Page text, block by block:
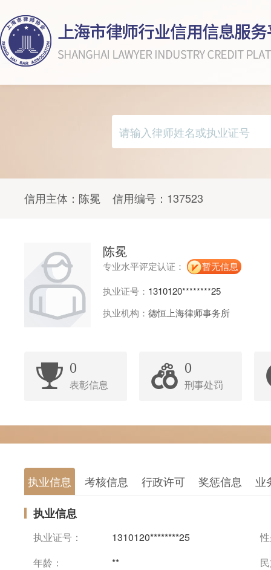
信用主体： 陈冕 信用编号： 137523
陈冕
专业水平评定认证：
暂无信息
执业证号： 1310120********25
执业机构： 德恒上海律师事务所
0
表彰信息
0
刑事处罚
执业信息 考核信息 行政许可 奖惩信息 业
执业信息
执业证号： 1310120********25
年龄：
**